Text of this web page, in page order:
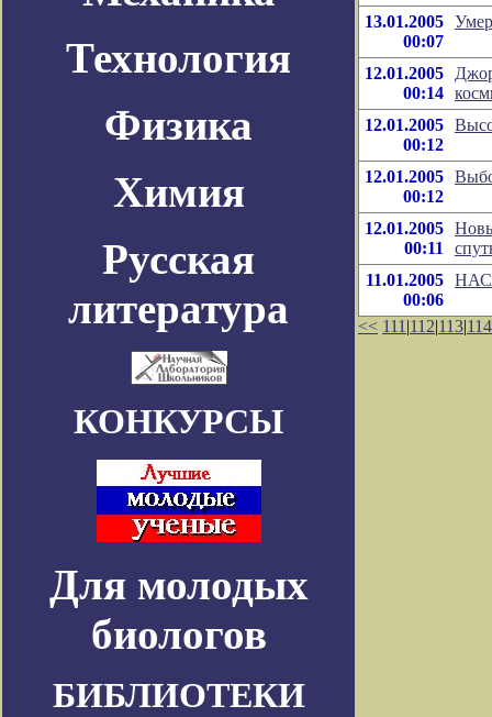
Технология
Физика
Химия
Русская
литература
КОНКУРСЫ
Для молодых
биологов
БИБЛИОТЕКИ
13.01.2005
00:07
12.01.2005
00:14
12.01.2005
00:12
12.01.2005
00:12
12.01.2005
00:11
11.01.2005
00:06
<< 111 |112|113|114